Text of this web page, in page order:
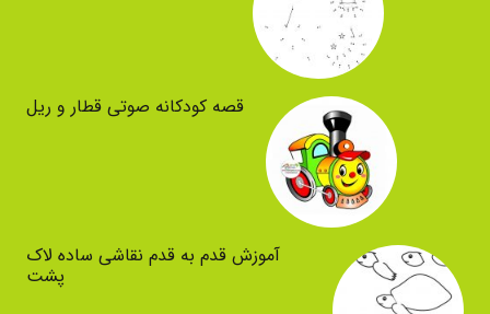
قصه کودکانه صوتی قطار و ریل
آموزش قدم به قدم نقاشی ساده لاک
پشت